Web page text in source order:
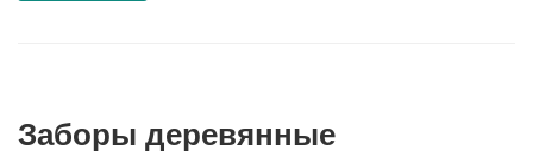
Заборы деревянные